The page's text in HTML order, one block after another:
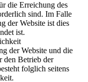
die Erreichung des
sind. Im Falle
der Website ist dies
ist.
der Website und die
den Betrieb der
folglich seitens